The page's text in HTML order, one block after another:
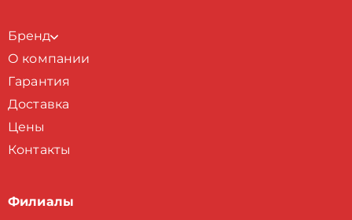
Бренд
О компании
Гарантия
Доставка
Цены
Контакты
Филиалы